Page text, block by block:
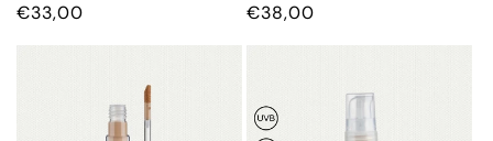
CENA
€33,00 CENA
€38,00